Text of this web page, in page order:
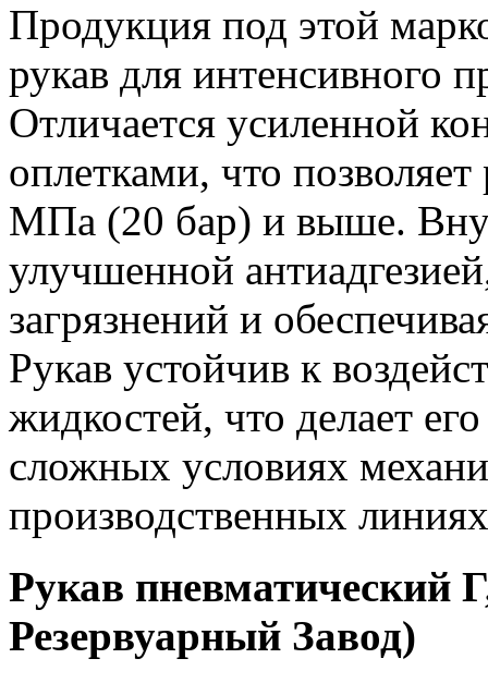
Продукция под этой
рукав для интенсивного
Отличается усиленной
оплетками, что
МПа (20 бар) и выше.
улучшенной
загрязнений и
Рукав устойчив к
жидкостей, что делает
сложных условиях
производственных
Рукав пневматический
Резервуарный Завод)